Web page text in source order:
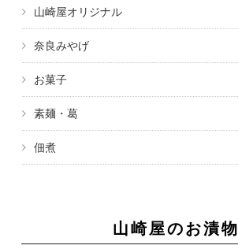
山崎屋オリジナル
奈良みやげ
お菓子
素麺・葛
佃煮
山崎屋のお漬物